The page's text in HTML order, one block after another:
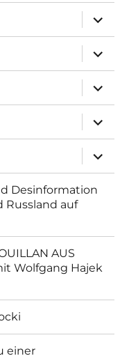
anzeigen
anzeigen
anzeigen
anzeigen
anzeigen
Desinformation
Russland auf
AUS
Wolfgang Hajek
einer